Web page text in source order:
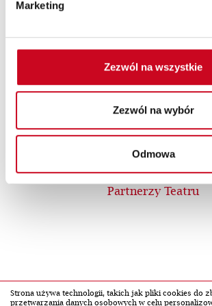
Marketing
Zezwól na wszystkie
Zezwól na wybór
Odmowa
Partnerzy Teatru
Strona używa technologii, takich jak pliki cookies do
przetwarzania danych osobowych w celu